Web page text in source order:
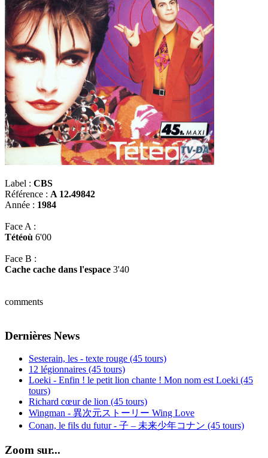
Label : CBS
Référence : A 12.49842
Année : 1984
Face A :
Tétéoù 6'00
Face B :
Cache cache dans l'espace 3'40
comments
Dernières News
Sesterain, les - texte rouge (45 tours)
12 légionnaires (45 tours)
Loeki - Enfin ! le petit lion chante ! Mon nom est Loeki (45
tours)
Richard cœur de lion (45 tours)
Wingman - 異次元ストーリー Wing Love
Conan, le fils du futur - 子 – 未来少年コナン (45 tours)
Zoom sur...